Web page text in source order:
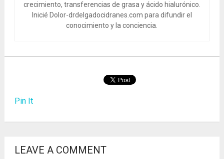
crecimiento, transferencias de grasa y ácido hialurónico.
Inicié Dolor-drdelgadocidranes.com para difundir el
conocimiento y la conciencia.
Pin It
LEAVE A COMMENT